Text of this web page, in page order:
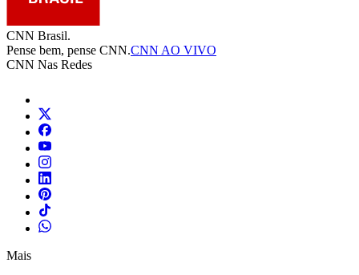
CNN Brasil.
Pense bem, pense CNN.CNN AO VIVO
CNN Nas Redes
Mais